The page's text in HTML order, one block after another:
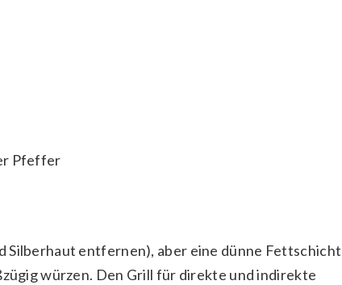
Pfeffer
Silberhaut entfernen), aber eine dünne Fettschicht
würzen. Den Grill für direkte und indirekte